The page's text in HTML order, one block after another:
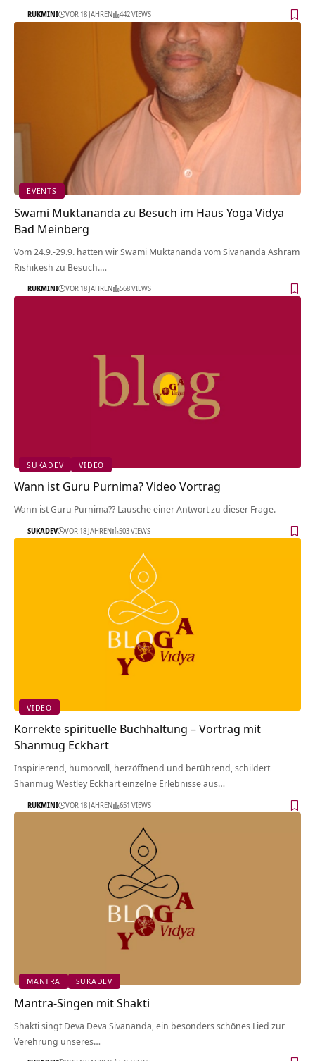
RUKMINI VOR 18 JAHREN 442 VIEWS
EVENTS
Swami Muktananda zu Besuch im Haus Yoga Vidya
Bad Meinberg
Vom 24.9.-29.9. hatten wir Swami Muktananda vom Sivananda Ashram
Rishikesh zu Besuch.…
RUKMINI VOR 18 JAHREN 568 VIEWS
SUKADEV VIDEO
Wann ist Guru Purnima? Video Vortrag
Wann ist Guru Purnima?? Lausche einer Antwort zu dieser Frage.
SUKADEV VOR 18 JAHREN 503 VIEWS
VIDEO
Korrekte spirituelle Buchhaltung – Vortrag mit
Shanmug Eckhart
Inspirierend, humorvoll, herzöffnend und berührend, schildert
Shanmug Westley Eckhart einzelne Erlebnisse aus…
RUKMINI VOR 18 JAHREN 651 VIEWS
MANTRA SUKADEV
Mantra-Singen mit Shakti
Shakti singt Deva Deva Sivananda, ein besonders schönes Lied zur
Verehrung unseres…